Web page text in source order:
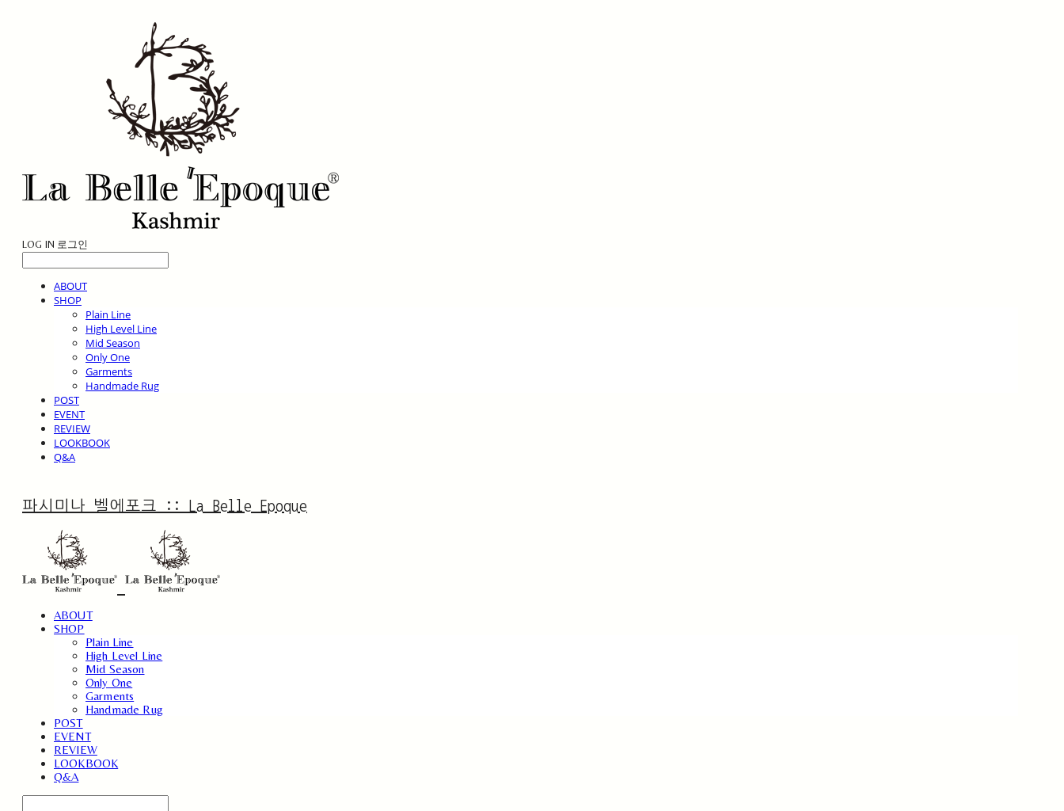
LOG IN 로그인
ABOUT
SHOP
Plain Line
High Level Line
Mid Season
Only One
Garments
Handmade Rug
POST
EVENT
REVIEW
LOOKBOOK
Q&A
파시미나 벨에포크 :: La Belle Epoque
ABOUT
SHOP
Plain Line
High Level Line
Mid Season
Only One
Garments
Handmade Rug
POST
EVENT
REVIEW
LOOKBOOK
Q&A